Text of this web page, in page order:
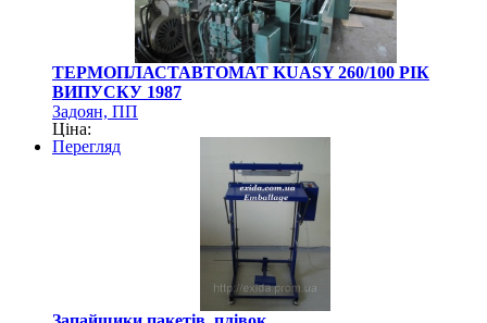
ТЕРМОПЛАСТАВТОМАТ KUASY 260/100 РІК
ВИПУСКУ 1987
Задоян, ПП
Ціна:
Перегляд